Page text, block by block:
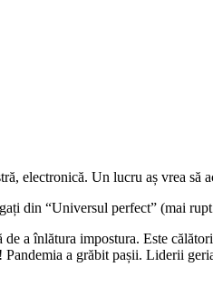
electronică. Un lucru aș vrea
din “Universul perfect” (mai
a înlătura impostura. Este
a grăbit pașii. Liderii